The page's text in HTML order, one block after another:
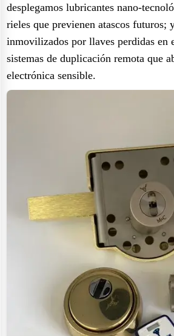
desplegamos lubricantes nano-
rieles que previenen atascos futuros;
inmovilizados por llaves perdidas en
sistemas de duplicación remota que
electrónica sensible.